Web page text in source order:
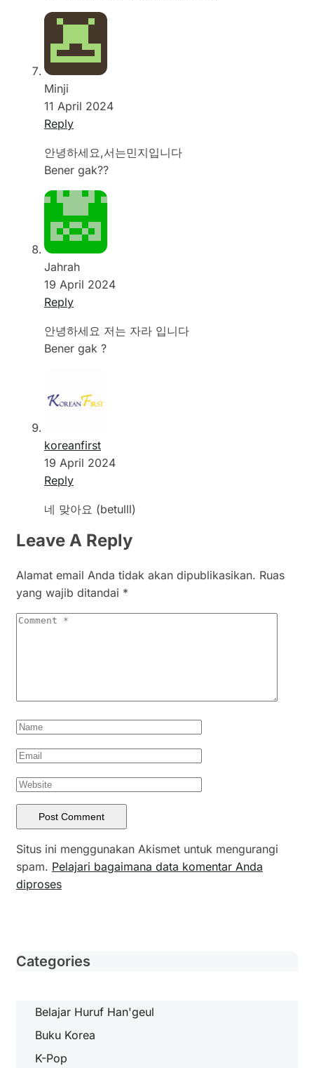
Minji
11 April 2024
Reply
안녕하세요,서는민지입니다
Bener gak??
Jahrah
19 April 2024
Reply
안녕하세요 저는 자라 입니다
Bener gak ?
koreanfirst
19 April 2024
Reply
네 맞아요 (betulll)
Leave A Reply
Alamat email Anda tidak akan dipublikasikan. Ruas
yang wajib ditandai *
Situs ini menggunakan Akismet untuk mengurangi
spam. Pelajari bagaimana data komentar Anda
diproses
Categories
Belajar Huruf Han'geul
Buku Korea
K-Pop